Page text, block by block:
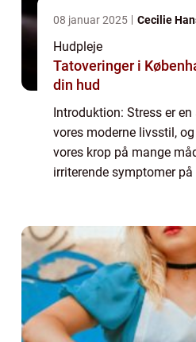
08 januar 2025 Cecilie
Hudpleje
Tatoveringer i
din hud
Introduktion: Stress er
vores moderne livsstil,
vores krop på mange
irriterende symptomer på
tidspunkte...